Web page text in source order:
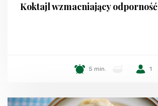
Koktajl wzmacniający odporność
5 min. 1